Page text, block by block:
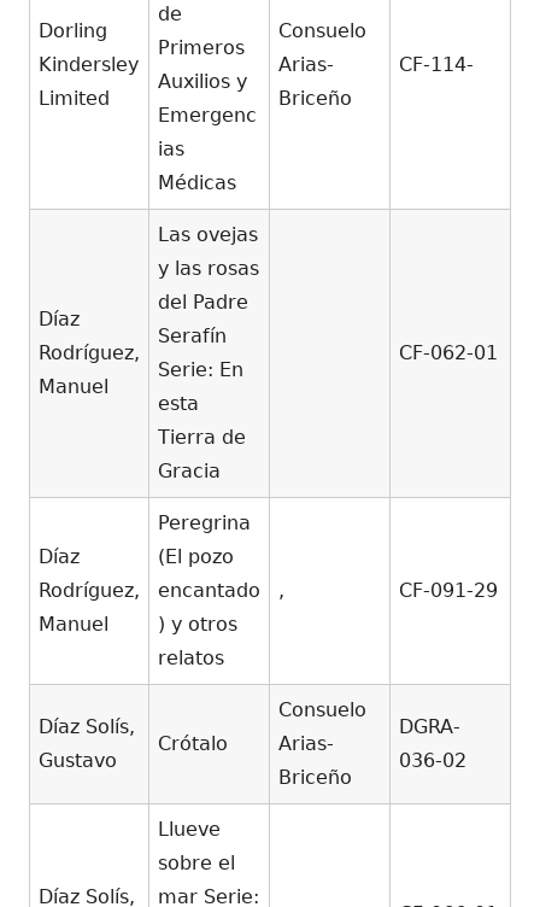
Dorling
Kindersley
Limited
de
Primeros
Auxilios y
Emergenc
ias
Médicas
Consuelo
Arias-
Briceño
CF-114-
Díaz
Rodríguez,
Manuel
Las ovejas
y las rosas
del Padre
Serafín
Serie: En
esta
Tierra de
Gracia
CF-062-01
Díaz
Rodríguez,
Manuel
Peregrina
(El pozo
encantado
) y otros
relatos
, CF-091-29
Díaz Solís,
Gustavo
Crótalo
Consuelo
Arias-
Briceño
DGRA-
036-02
Díaz Solís,
Llueve
sobre el
mar Serie: